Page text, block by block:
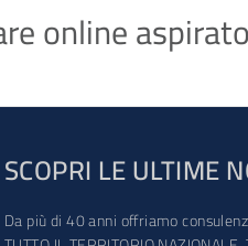
online
SCOPRI LE ULTIME
Da più di 40 anni offriamo